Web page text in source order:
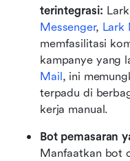
terintegrasi:
Messenger, Lark
memfasilitasi
kampanye yang
Mail, ini
terpadu di
kerja manual.
Bot pemasaran
Manfaatkan bot